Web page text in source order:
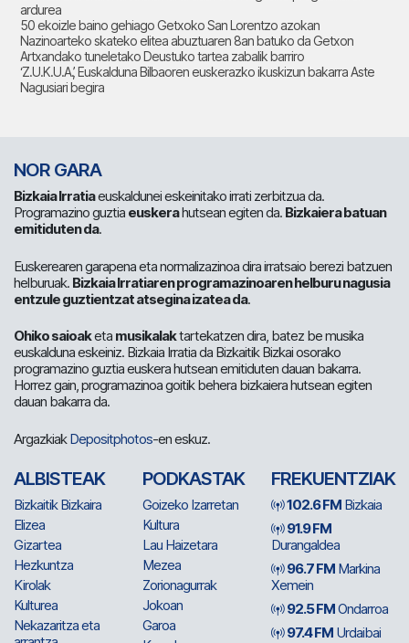
ardurea
50 ekoizle baino gehiago Getxoko San Lorentzo azokan
Nazinoarteko skateko elitea abuztuaren 8an batuko da Getxon
Artxandako tuneletako Deustuko tartea zabalik barriro
‘Z.U.K.U.A.’, Euskalduna Bilbaoren euskerazko ikuskizun bakarra Aste
Nagusiari begira
NOR GARA
Bizkaia Irratiaeuskaldunei eskeinitako irrati zerbitzua da.
Programazino guztia euskerahutsean egiten da. Bizkaiera batuan
emitiduten da.
Euskerearen garapena eta normalizazinoa dira irratsaio berezi batzuen
helburuak. Bizkaia Irratiaren programazinoaren helburu nagusia
entzule guztientzat atsegina izatea da.
Ohiko saioaketa musikalaktartekatzen dira, batez be musika
euskalduna eskeiniz. Bizkaia Irratia da Bizkaitik Bizkai osorako
programazino guztia euskera hutsean emitiduten dauan bakarra.
Horrez gain, programazinoa goitik behera bizkaiera hutsean egiten
dauan bakarra da.
ArgazkiakDepositphotos-en eskuz.
ALBISTEAK
Bizkaitik Bizkaira
Elizea
Gizartea
Hezkuntza
Kirolak
Kulturea
Nekazaritza eta
PODKASTAK
Goizeko Izarretan
Kultura
Lau Haizetara
Mezea
Zorionagurrak
Jokoan
Garoa
FREKUENTZIAK
102.6 FM Bizkaia
91.9 FM
Durangaldea
96.7 FM Markina
Xemein
92.5 FMOndarroa
97.4 FM Urdaibai